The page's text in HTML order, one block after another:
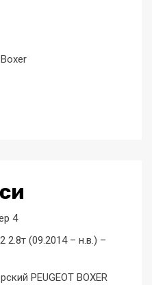
4
2.8т (09.2014 – н.в.) –
PEUGEOT BOXER